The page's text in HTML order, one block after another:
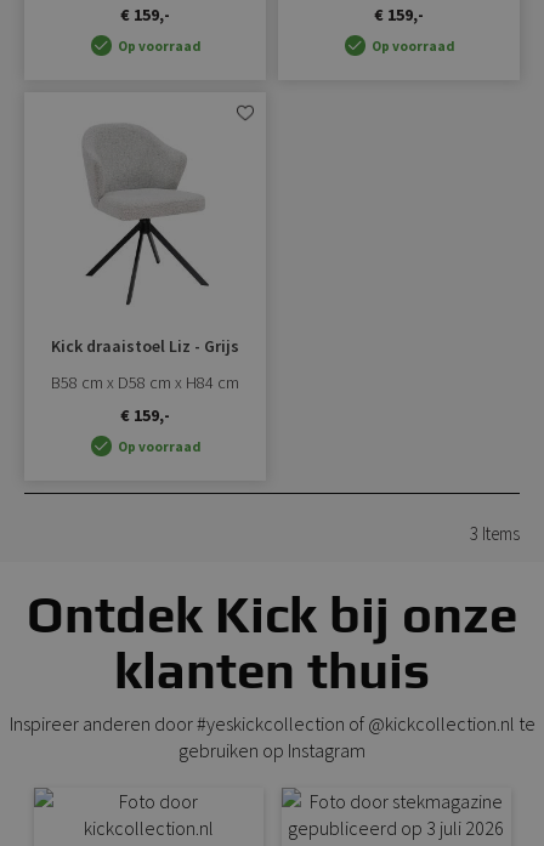
€ 159,-
Op voorraad
€ 159,-
Op voorraad
Kick draaistoel Liz - Grijs
B58 cm x D58 cm x H84 cm
€ 159,-
Op voorraad
3 Items
Ontdek Kick bij onze
klanten thuis
Inspireer anderen door #yeskickcollection of @kickcollection.nl te
gebruiken op Instagram